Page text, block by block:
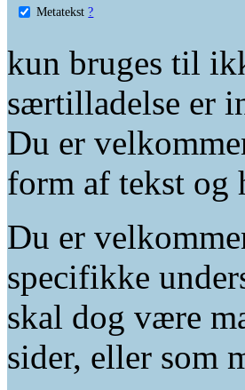
Metatekst ?
kun bruges til
særtilladelse er
Du er
form af tekst og
Du er
specifikke
skal dog være
sider, eller som